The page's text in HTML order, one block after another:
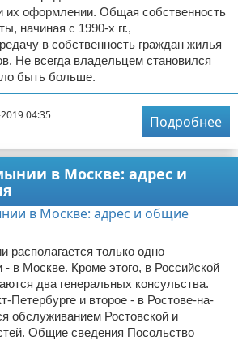
их оформлении. Общая собственность
начиная с 1990-х гг.,
в собственность граждан жилья
Не всегда владельцем становился
быть больше.
04:35
Подробнее
в Москве: адрес и
располагается только одно
в Москве. Кроме этого, в Российской
два генеральных консульства.
Петербурге и второе - в Ростове-на-
обслуживанием Ростовской и
Общие сведения Посольство